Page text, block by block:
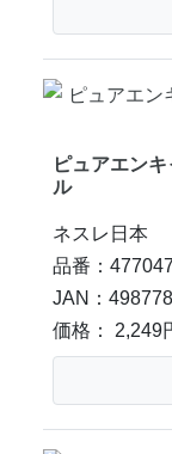
ピュアエン
ル
ネスレ日本
品番：
JAN：
価格： 2,249